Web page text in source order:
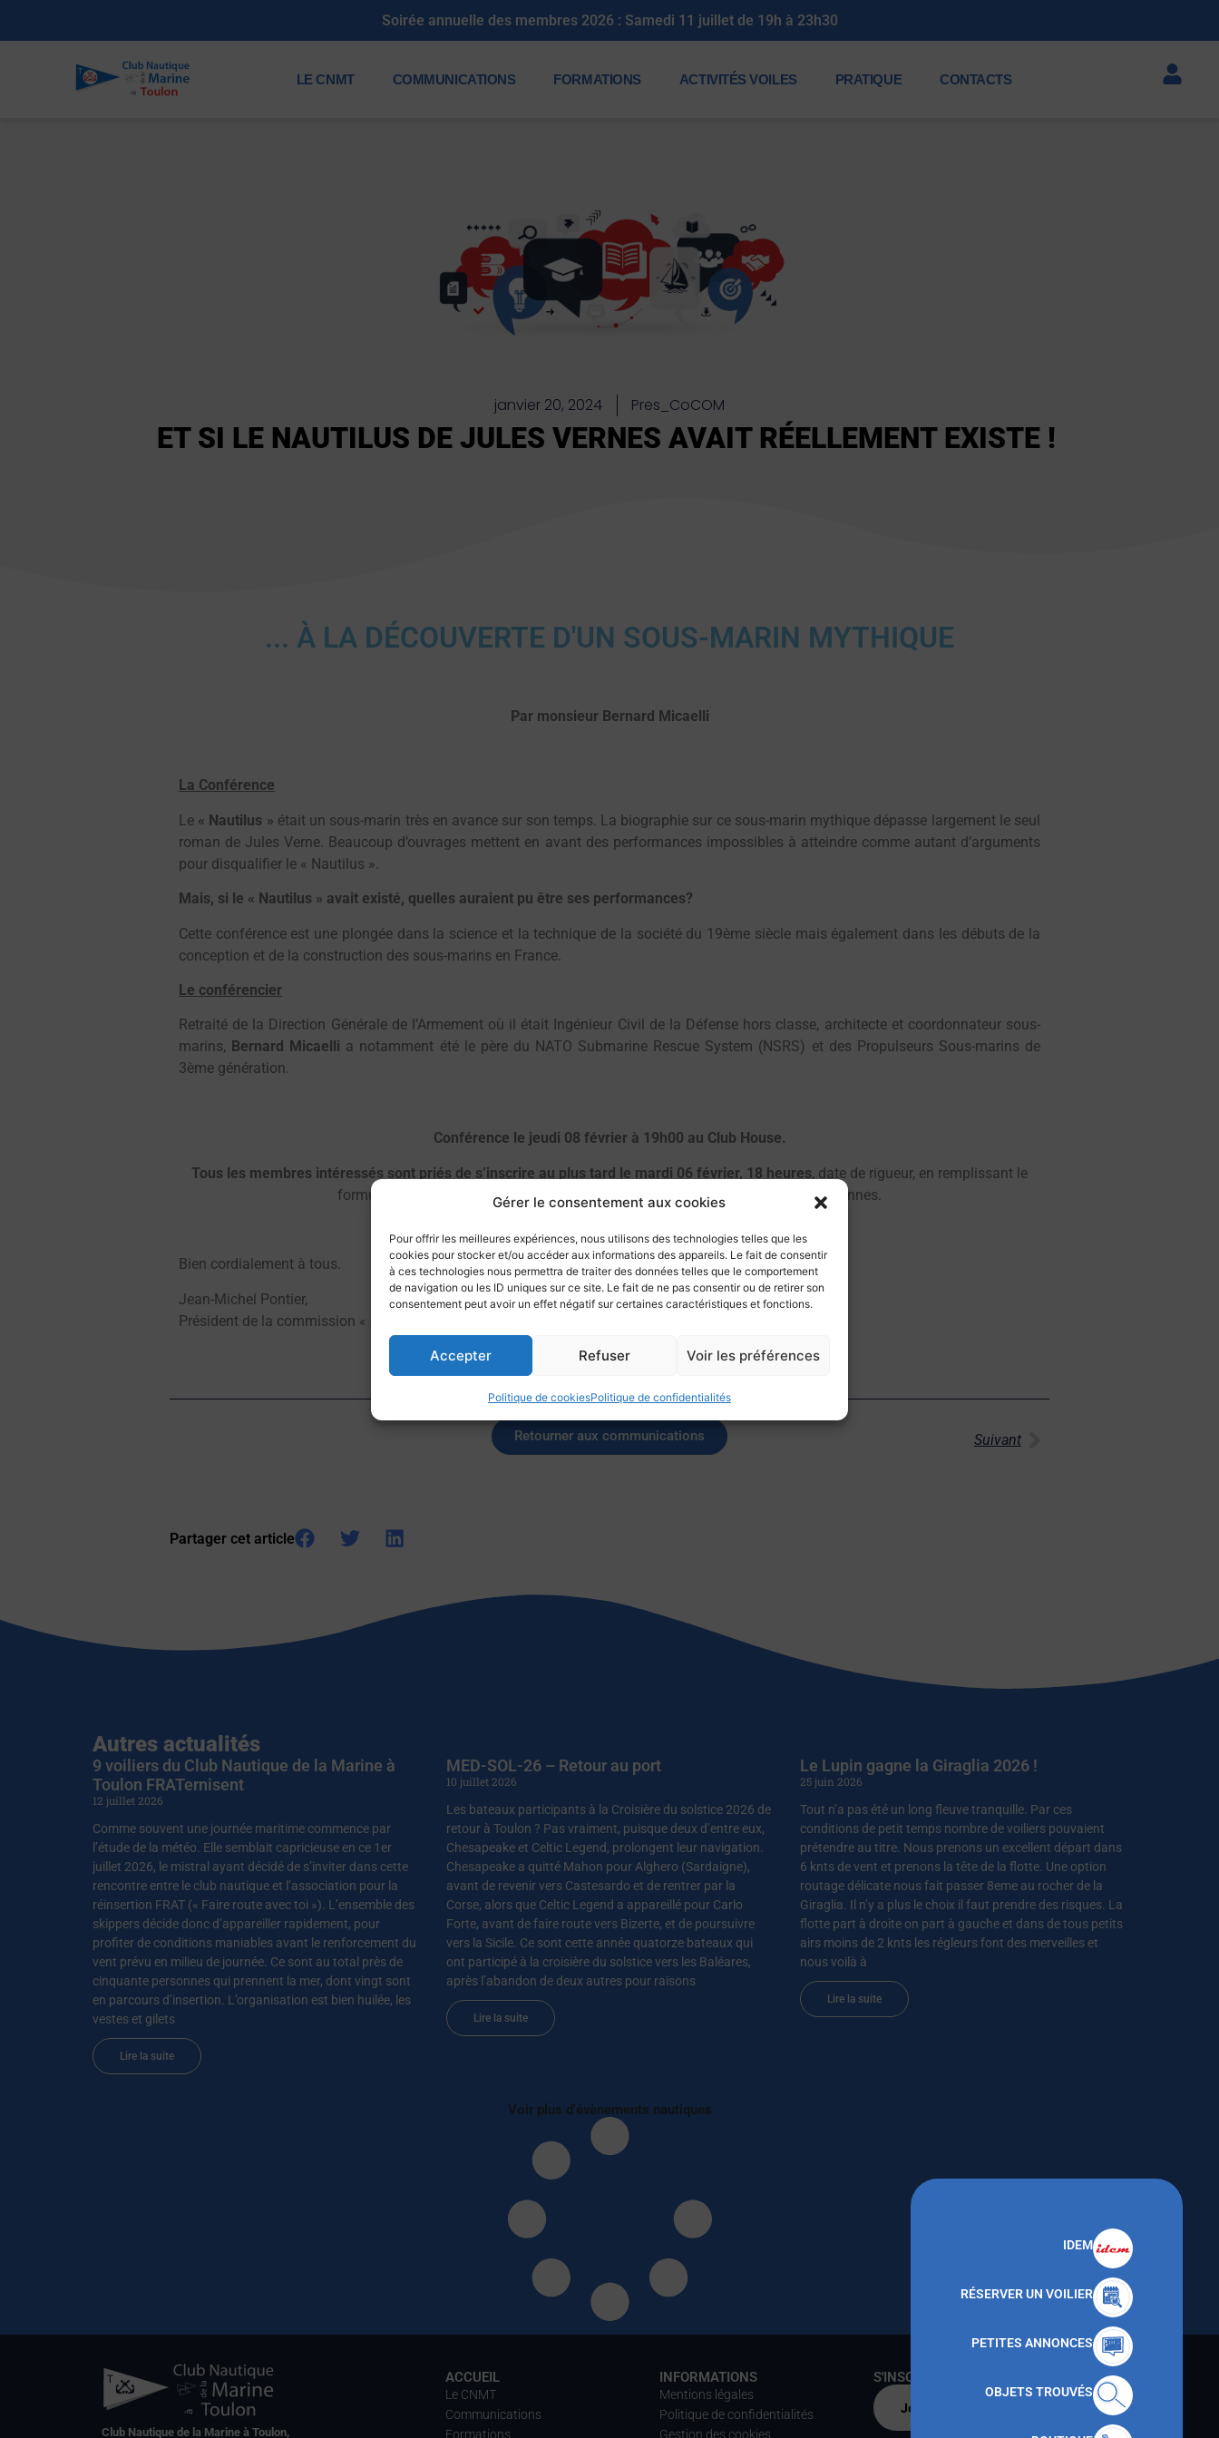
Gérer le consentement aux cookies
Pour offrir les meilleures expériences, nous utilisons des technologies telles que les
cookies pour stocker et/ou accéder aux informations des appareils. Le fait de consentir
à ces technologies nous permettra de traiter des données telles que le comportement
de navigation ou les ID uniques sur ce site. Le fait de ne pas consentir ou de retirer son
consentement peut avoir un effet négatif sur certaines caractéristiques et fonctions.
Accepter Refuser Voir les préférences
Politique de cookiesPolitique de confidentialités
Soirée annuelle des membres 2026 : Samedi 11 juillet de 19h à 23h30
LE CNMT COMMUNICATIONS FORMATIONS ACTIVITÉS VOILES PRATIQUE CONTACTS
janvier 20, 2024 Pres_CoCOM
ET SI LE NAUTILUS DE JULES VERNES AVAIT RÉELLEMENT EXISTE !
... À LA DÉCOUVERTE D'UN SOUS-MARIN MYTHIQUE
Par monsieur Bernard Micaelli
La Conférence
Le « Nautilus » était un sous-marin très en avance sur son temps. La biographie sur ce sous-marin mythique dépasse largement le seul
roman de Jules Verne. Beaucoup d’ouvrages mettent en avant des performances impossibles à atteindre comme autant d’arguments
pour disqualifier le « Nautilus ».
Mais, si le « Nautilus » avait existé, quelles auraient pu être ses performances?
Cette conférence est une plongée dans la science et la technique de la société du 19ème siècle mais également dans les débuts de la
conception et de la construction des sous-marins en France.
Le conférencier
Retraité de la Direction Générale de l’Armement où il était Ingénieur Civil de la Défense hors classe, architecte et coordonnateur sous-
marins, Bernard Micaelli a notamment été le père du NATO Submarine Rescue System (NSRS) et des Propulseurs Sous-marins de
3ème génération.
Conférence le jeudi 08 février à 19h00 au Club House.
Tous les membres intéressés sont priés de s’inscrire au plus tard le mardi 06 février, 18 heures, date de rigueur, en remplissant le
formulaire Internet accessible en cliquant
. Nombre de place limité à 70 personnes.
Un buffet dînatoire est offert après la conférence.
Bien cordialement à tous.
Jean-Michel Pontier,
Président de la commission « Animation-Loisirs-Convivialité »
Suivant
Retourner aux communications
Partager cet article
Autres actualités
9 voiliers du Club Nautique de la Marine à
Toulon FRATernisent
12 juillet 2026
Comme souvent une journée maritime commence par
l’étude de la météo. Elle semblait capricieuse en ce 1er
juillet 2026, le mistral ayant décidé de s’inviter dans cette
rencontre entre le club nautique et l’association pour la
réinsertion FRAT (« Faire route avec toi »). L’ensemble des
skippers décide donc d’appareiller rapidement, pour
profiter de conditions maniables avant le renforcement du
vent prévu en milieu de journée. Ce sont au total près de
cinquante personnes qui prennent la mer, dont vingt sont
en parcours d’insertion. L’organisation est bien huilée, les
vestes et gilets
Lire la suite
MED-SOL-26 – Retour au port
10 juillet 2026
Les bateaux participants à la Croisière du solstice 2026 de
retour à Toulon ? Pas vraiment, puisque deux d’entre eux,
Chesapeake et Celtic Legend, prolongent leur navigation.
Chesapeake a quitté Mahon pour Alghero (Sardaigne),
avant de revenir vers Castesardo et de rentrer par la
Corse, alors que Celtic Legend a appareillé pour Carlo
Forte, avant de faire route vers Bizerte, et de poursuivre
vers la Sicile. Ce sont cette année quatorze bateaux qui
ont participé à la croisière du solstice vers les Baléares,
après l’abandon de deux autres pour raisons
Lire la suite
Le Lupin gagne la Giraglia 2026 !
25 juin 2026
Tout n’a pas été un long fleuve tranquille. Par ces
conditions de petit temps nombre de voiliers pouvaient
prétendre au titre. Nous prenons un excellent départ dans
6 knts de vent et prenons la tête de la flotte. Une option
routage délicate nous fait passer 8eme au rocher de la
Giraglia. Il n’y a plus le choix il faut prendre des risques. La
flotte part à droite on part à gauche et dans de tous petits
airs moins de 2 knts les régleurs font des merveilles et
nous voilà à
Lire la suite
Voir plus d'évènements nautiques
IDEM
RÉSERVER UN VOILIER
PETITES ANNONCES
OBJETS TROUVÉS
Club Nautique de la Marine à Toulon,
ACCUEIL
Le CNMT
Communications
Formations
INFORMATIONS
Mentions légales
Politique de confidentialités
Gestion des cookies
S'INSCRIRE AU CNMT
Je m'inscris par